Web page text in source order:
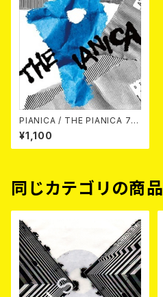
PIANICA / THE PIANICA 7E
P
¥1,100
同じカテゴリの商品